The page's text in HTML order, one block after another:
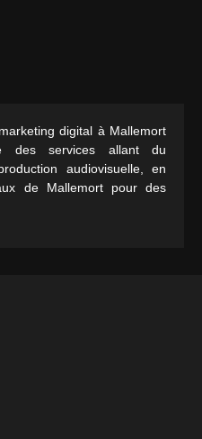
digital à Mallemort
des services allant du
audiovisuelle, en
de Mallemort pour des